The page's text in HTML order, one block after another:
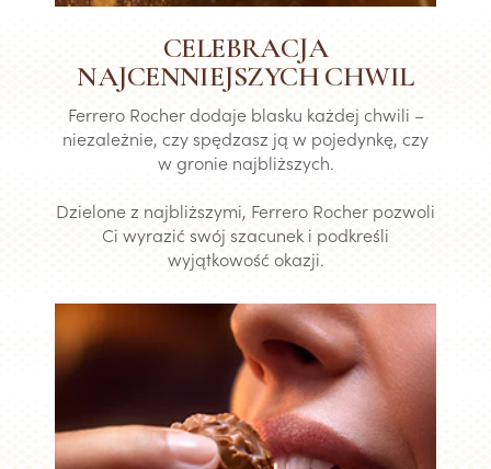
CELEBRACJA
NAJCENNIEJSZYCH CHWIL
Ferrero Rocher dodaje blasku każdej chwili –
niezależnie, czy spędzasz ją w pojedynkę, czy
w gronie najbliższych.
Dzielone z najbliższymi, Ferrero Rocher pozwoli
Ci wyrazić swój szacunek i podkreśli
wyjątkowość okazji.